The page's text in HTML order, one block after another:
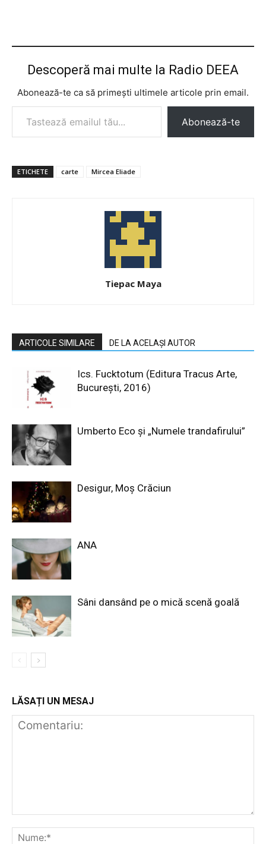
Descoperă mai multe la Radio DEEA
Abonează-te ca să primești ultimele articole prin email.
Tastează emailul tău...
Abonează-te
ETICHETE carte Mircea Eliade
Tiepac Maya
ARTICOLE SIMILARE DE LA ACELAȘI AUTOR
Ics. Fucktotum (Editura Tracus Arte,
București, 2016)
Umberto Eco și „Numele trandafirului”
Desigur, Moş Crăciun
ANA
Sâni dansând pe o mică scenă goală
LĂSAȚI UN MESAJ